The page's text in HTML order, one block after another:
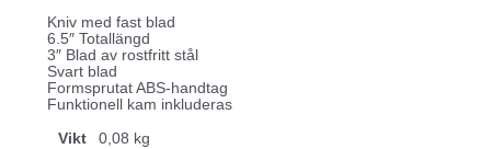
Kniv med fast blad
6.5″ Totallängd
3″ Blad av rostfritt stål
Svart blad
Formsprutat ABS-handtag
Funktionell kam inkluderas
Vikt 0,08 kg